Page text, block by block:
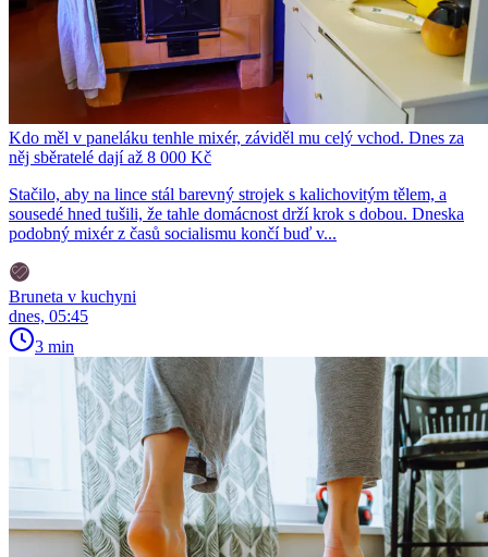
Kdo měl v paneláku tenhle mixér, záviděl mu celý vchod. Dnes za
něj sběratelé dají až 8 000 Kč
Stačilo, aby na lince stál barevný strojek s kalichovitým tělem, a
sousedé hned tušili, že tahle domácnost drží krok s dobou. Dneska
podobný mixér z časů socialismu končí buď v...
Bruneta v kuchyni
dnes, 05:45
3 min